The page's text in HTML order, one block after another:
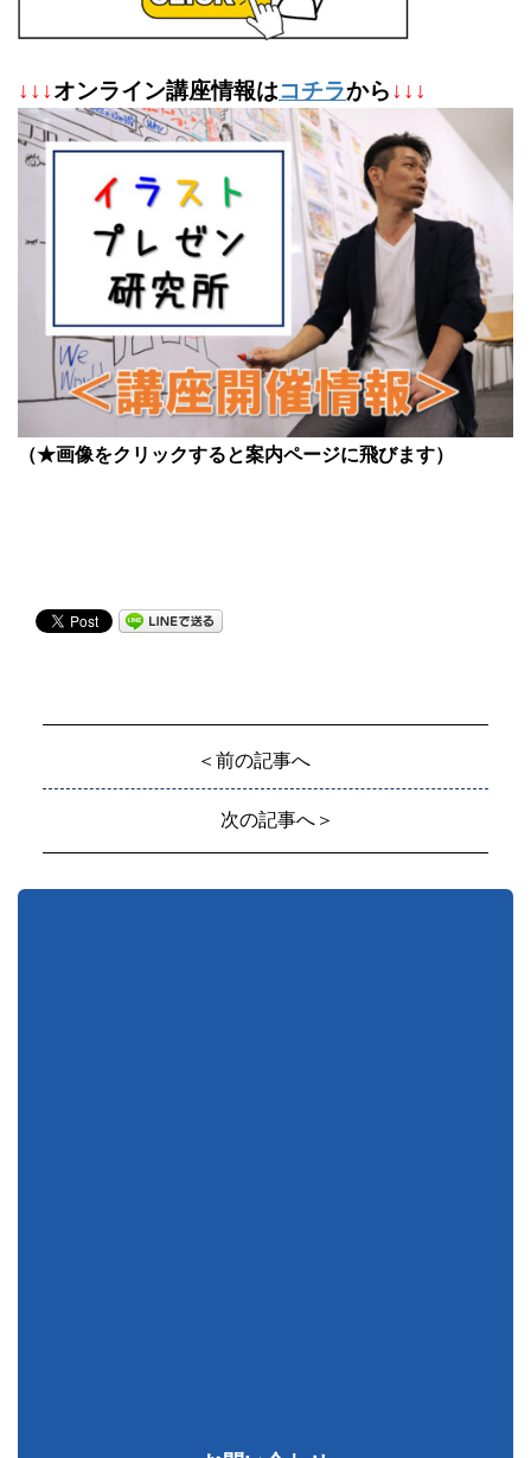
↓ ↓ ↓オンライン講座情報はコチラから↓↓↓
（★画像をクリックすると案内ページに飛びます）
＜前の記事へ
次の記事へ＞